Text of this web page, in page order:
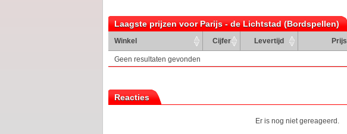
Laagste prijzen voor Parijs - de Lichtstad (Bordspellen)
Winkel Cijfer Levertijd Prijs
Geen resultaten gevonden
Reacties
Er is nog niet gereageerd.